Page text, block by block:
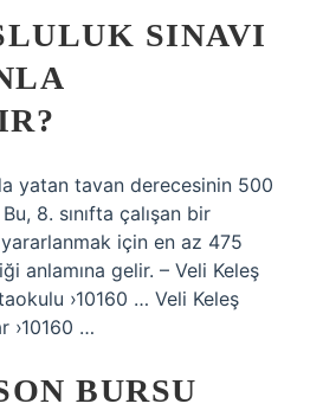
SINAVI
yatan tavan derecesinin 500
8. sınıfta çalışan bir
için en az 475
anlamına gelir. – Veli Keleş
›10160 … Veli Keleş
›10160 …
BURSU